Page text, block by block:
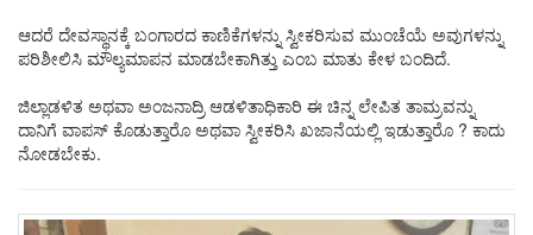
ಆದರೆ ದೇವಸ್ಥಾನಕ್ಕೆ ಬಂಗಾರದ ಕಾಣಿಕೆಗಳನ್ನು ಸ್ವೀಕರಿಸುವ ಮುಂಚೆಯೆ ಅವುಗಳನ್ನು
ಪರಿಶೀಲಿಸಿ ಮೌಲ್ಯಮಾಪನ ಮಾಡಬೇಕಾಗಿತ್ತು ಎಂಬ ಮಾತು ಕೇಳ ಬಂದಿದೆ.
ಜಿಲ್ಲಾಡಳಿತ ಅಥವಾ ಅಂಜನಾದ್ರಿ ಆಡಳಿತಾಧಿಕಾರಿ ಈ ಚಿನ್ನ ಲೇಪಿತ ತಾಮ್ರವನ್ನು
ದಾನಿಗೆ ವಾಪಸ್ ಕೊಡುತ್ತಾರೊ ಅಥವಾ ಸ್ವೀಕರಿಸಿ ಖಜಾನೆಯಲ್ಲಿ ಇಡುತ್ತಾರೊ ? ಕಾದು
ನೋಡಬೇಕು.